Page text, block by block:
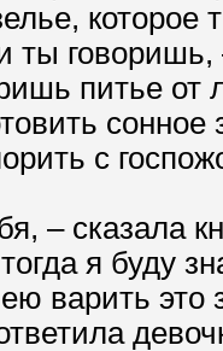
которое
говоришь,
питье от
с
– сказала
я буду
варить это